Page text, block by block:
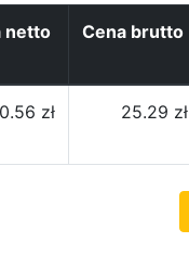
netto Cena brutto
zł 25.29 zł